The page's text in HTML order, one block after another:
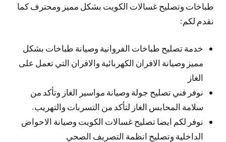
طباخات وتصليح غسالات الكويت بشكل مميز ومحترف كما
نقدم لكم:
خدمة تصليح طباخات الفروانية وصيانة طباخات بشكل
مميز وصيانة الافران الكهربائية والافران التي تعمل على
الغاز
نوفر فني تصليح جولة وصيانة مواسير الغاز وتأكد من
سلامة المحابس الغاز لتأكد من التسربات والتهريب.
نوفر لكم ايضا تصليح غسالات الكويت وصيانة الاحواض
الداخلية وتصليح انظمة التصريف الصحي